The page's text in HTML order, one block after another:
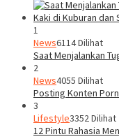
1
News6114 Dilihat
Saat Menjalankan
2
News4055 Dilihat
Posting Konten
3
Lifestyle3352 Dilihat
12 Pintu Rahasia